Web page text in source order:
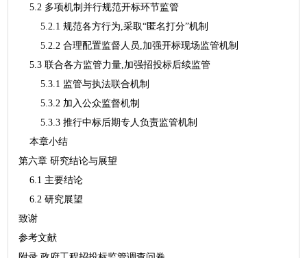
5.2 多项机制并行规范开标环节监管
5.2.1 规范各方行为,采取“匿名打分”机制
5.2.2 合理配置监督人员,加强开标现场监管机制
5.3 联合各方监管力量,加强招投标后续监管
5.3.1 监管与执法联合机制
5.3.2 加入公众监督机制
5.3.3 推行中标后期专人负责监管机制
本章小结
第六章 研究结论与展望
6.1 主要结论
6.2 研究展望
致谢
参考文献